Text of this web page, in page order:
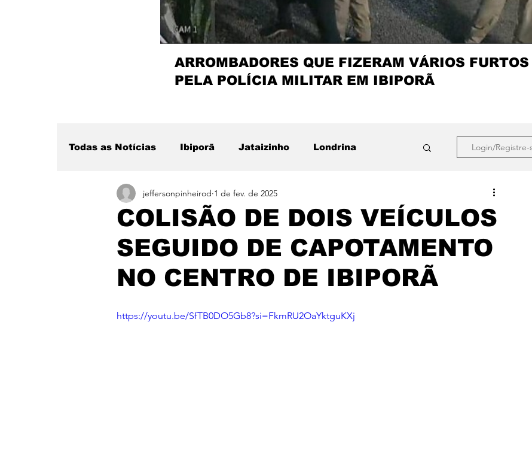
ARROMBADORES QUE FIZERAM VÁRIOS FURTOS
PELA POLÍCIA MILITAR EM IBIPORÃ
Todas as Notícias Ibiporã Jataizinho Londrina
Região Sertanópolis Destaque
Login/Registre-
COLISÃO DE DOIS VEÍCULOS
SEGUIDO DE CAPOTAMENTO
NO CENTRO DE IBIPORÃ
jeffersonpinheirod 1 de fev. de 2025
https://youtu.be/SfTB0DO5Gb8?si=FkmRU2OaYktguKXj